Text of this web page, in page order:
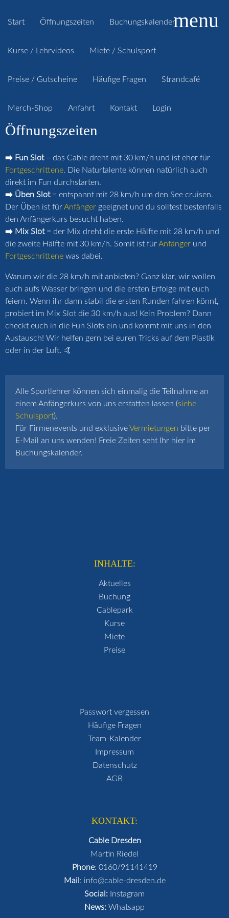
Start Öffnungszeiten Buchungskalender
Kurse / Lehrvideos Miete / Schulsport
Preise / Gutscheine Häufige Fragen Strandcafé
Merch-Shop Anfahrt Kontakt Login
menu
Öffnungszeiten
➡️ Fun Slot= das Cable dreht mit 30 km/h und ist eher für
Fortgeschrittene. Die Naturtalente können natürlich auch
direkt im Fun durchstarten.
➡️ Üben Slot= entspannt mit 28 km/h um den See cruisen.
Der Üben ist fürAnfänger geeignet und du solltest bestenfalls
den Anfängerkurs besucht haben.
➡️ Mix Slot= der Mix dreht die erste Hälfte mit 28 km/h und
die zweite Hälfte mit 30 km/h. Somit ist fürAnfänger und
Fortgeschrittene was dabei.
Warum wir die 28 km/h mit anbieten? Ganz klar, wir wollen
euch aufs Wasser bringen und die ersten Erfolge mit euch
feiern. Wenn ihr dann stabil die ersten Runden fahren könnt,
probiert im Mix Slot die 30 km/h aus! Kein Problem? Dann
checkt euch in die Fun Slots ein und kommt mit uns in den
Austausch! Wir helfen gern bei euren Tricks auf dem Plastik
oder in der Luft. 🤙
Alle Sportlehrer können sich einmalig die Teilnahme an
einem Anfängerkurs von uns erstatten lassen (siehe
Schulsport).
Für Firmenevents und exklusiveVermietungen bitte per
E-Mail an uns wenden! Freie Zeiten seht Ihr hier im
Buchungskalender.
INHALTE:
Aktuelles
Buchung
Cablepark
Kurse
Miete
Preise
Passwort vergessen
Häufige Fragen
Team-Kalender
Impressum
Datenschutz
AGB
KONTAKT:
Cable Dresden
Martin Riedel
Phone: 0160/91141419
Mail : info@cable-dresden.de
Social: Instagram
News: Whatsapp